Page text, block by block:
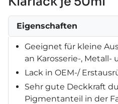
Eigenschaften
Geeignet für kleine
an Karosserie-,
Lack in OEM-/
Sehr gute Deckkraft
Pigmentanteil in der